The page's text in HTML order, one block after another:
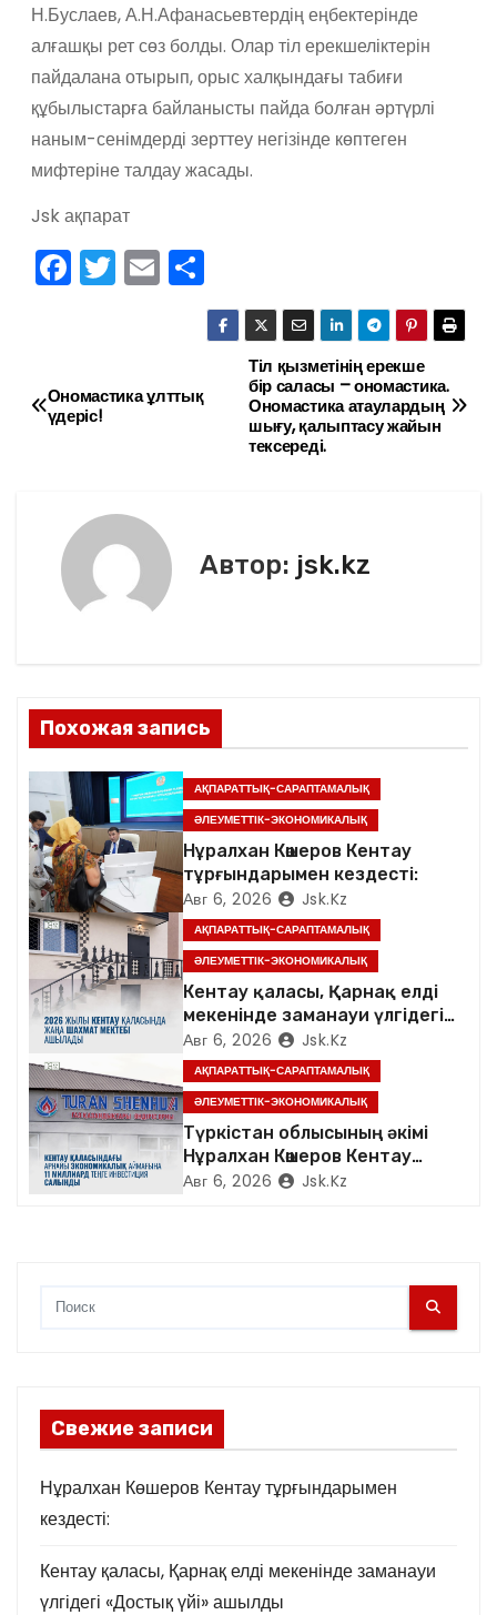
Н.Буслаев, А.Н.Афанасьевтердің еңбектерінде
алғашқы рет сөз болды. Олар тіл ерекшеліктерін
пайдалана отырып, орыс халқындағы табиғи
құбылыстарға байланысты пайда болған әртүрлі
наным-сенімдерді зерттеу негізінде көптеген
мифтеріне талдау жасады.
Jsk ақпарат
F
a
b
k
T
w
E
m
О
тп
р
в
Н
а
и
я
п
о
з
а
п
и
с
я
м
Тіл қызметінің ерекше
бір саласы – ономастика.
Ономастика атаулардың
шығу, қалыптасу жайын
тексереді.
Ономастика ұлттық
үдеріс!
Автор: jsk.kz
Похожая запись
АҚПАРАТТЫҚ-САРАПТАМАЛЫҚ
ӘЛЕУМЕТТІК-ЭКОНОМИКАЛЫҚ
Нұралхан Көшеров Кентау
тұрғындарымен кездесті:
Авг 6, 2026 Jsk.kz
АҚПАРАТТЫҚ-САРАПТАМАЛЫҚ
ӘЛЕУМЕТТІК-ЭКОНОМИКАЛЫҚ
Кентау қаласы, Қарнақ елді
мекенінде заманауи үлгідегі
«Достық үйі» ашылды
Авг 6, 2026 Jsk.kz
АҚПАРАТТЫҚ-САРАПТАМАЛЫҚ
ӘЛЕУМЕТТІК-ЭКОНОМИКАЛЫҚ
Түркістан облысының әкімі
Нұралхан Көшеров Кентау
қаласындағы «TURAN
Авг 6, 2026 Jsk.kz
Свежие записи
Нұралхан Көшеров Кентау тұрғындарымен
кездесті:
Кентау қаласы, Қарнақ елді мекенінде заманауи
үлгідегі «Достық үйі» ашылды